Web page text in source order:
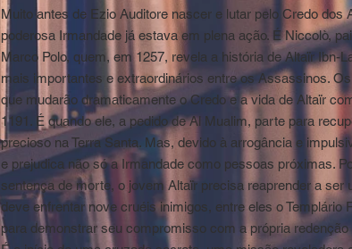
Muito antes de Ezio Auditore nascer e lutar pelo Credo dos
poderosa Irmandade já estava em plena ação. É Niccolò,
Marco Polo, quem, em 1257, revela a história de Altaïr Ibn-
mais importantes e extraordinários entre os Assassinos.
que mudarão dramaticamente o Credo e a vida de Altaïr
1191. É quando ele, a pedido de Al Mualim, parte para
precioso na Terra Santa. Mas, devido à arrogância e
e prejudica não só a Irmandade como pessoas próximas.
sentença de morte, o jovem Altaïr precisa reaprender a ser
deve enfrentar nove cruéis inimigos, entre eles o Templário
para demonstrar seu compromisso com a própria redenção